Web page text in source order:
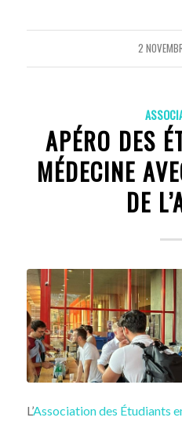
2
APÉRO DES
MÉDECINE
DE
L’Association des Étudiants